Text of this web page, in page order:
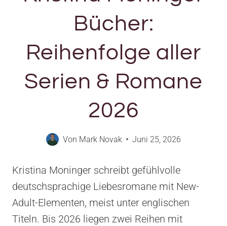
Bücher:
Reihenfolge aller
Serien & Romane
2026
Von Mark Novak Juni 25, 2026
Kristina Moninger schreibt gefühlvolle
deutschsprachige Liebesromane mit New-
Adult-Elementen, meist unter englischen
Titeln. Bis 2026 liegen zwei Reihen mit